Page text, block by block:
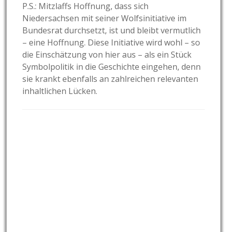
P.S.: Mitzlaffs Hoffnung, dass sich
Niedersachsen mit seiner Wolfsinitiative im
Bundesrat durchsetzt, ist und bleibt vermutlich
– eine Hoffnung. Diese Initiative wird wohl – so
die Einschätzung von hier aus – als ein Stück
Symbolpolitik in die Geschichte eingehen, denn
sie krankt ebenfalls an zahlreichen relevanten
inhaltlichen Lücken.